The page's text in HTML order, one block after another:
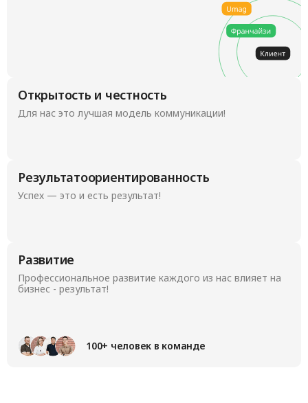
Открытость и честность
Для нас это лучшая модель коммуникации!
Результатоориентированность
Успех — это и есть результат!
Развитие
Профессиональное развитие каждого из нас влияет на
бизнес - результат!
100+ человек в команде